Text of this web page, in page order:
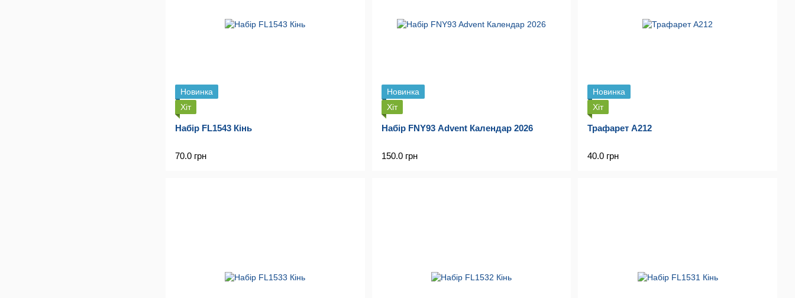
Новинка
Хіт
Набір FL1543 Кінь
70.0 грн
Новинка
Хіт
Набір FNY93 Advent Календар 2026
150.0 грн
Новинка
Хіт
Трафарет A212
40.0 грн